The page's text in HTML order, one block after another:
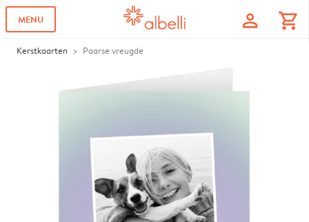
MENU profile shopping_cart
Kerstkaarten Paarse vreugde